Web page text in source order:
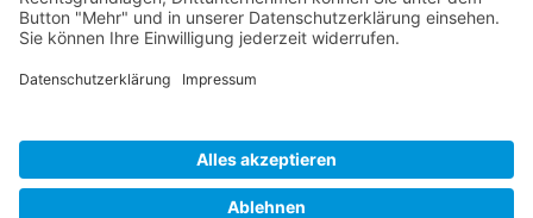
Jobs
Alle Jobs
Kontakt
Impressum